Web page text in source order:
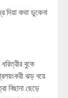
দিয়া কথা ডুকেনা
বুকে
ঝড় বয়ে
বিছানা ছেড়ে